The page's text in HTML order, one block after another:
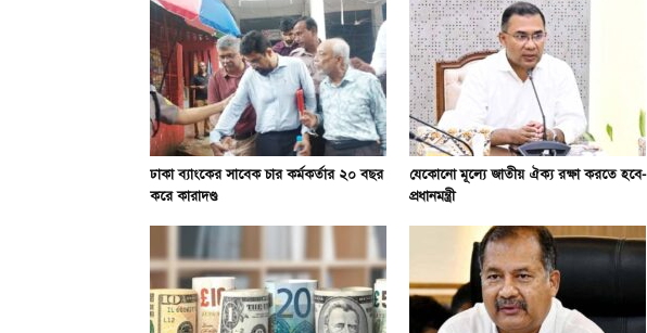
ঢাকা ব্যাংকের সাবেক চার কর্মকর্তার ২০ বছর
করে কারাদণ্ড
যেকোনো মূল্যে জাতীয় ঐক্য রক্ষা করতে হবে-
প্রধানমন্ত্রী